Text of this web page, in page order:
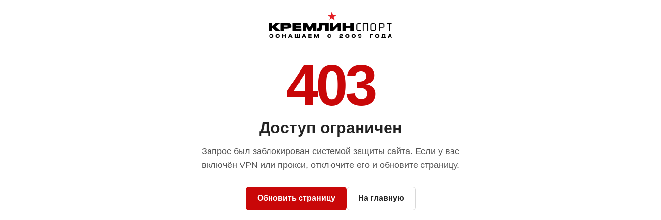
403
Доступ ограничен
Запрос был заблокирован системой защиты сайта. Если у вас
включён VPN или прокси, отключите его и обновите страницу.
Обновить страницу На главную